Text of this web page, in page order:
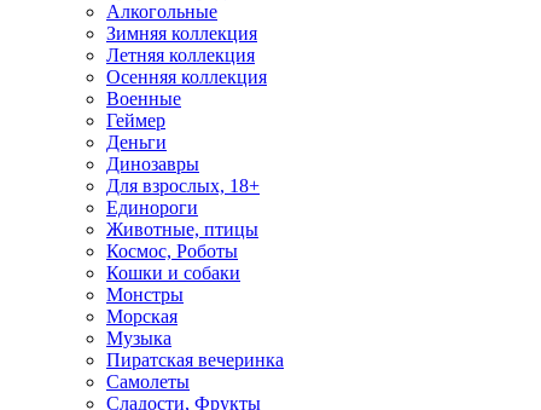
Алкогольные
Зимняя коллекция
Летняя коллекция
Осенняя коллекция
Военные
Геймер
Деньги
Динозавры
Для взрослых, 18+
Единороги
Животные, птицы
Космос, Роботы
Кошки и собаки
Монстры
Морская
Музыка
Пиратская вечеринка
Самолеты
Сладости, Фрукты